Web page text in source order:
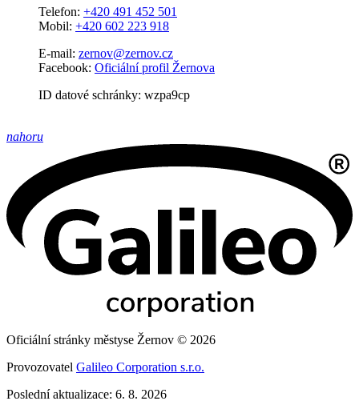
Telefon: +420 491 452 501
Mobil: +420 602 223 918
E-mail: zernov@zernov.cz
Facebook: Oficiální profil Žernova
ID datové schránky: wzpa9cp
nahoru
Oficiální stránky městyse Žernov © 2026
Provozovatel Galileo Corporation s.r.o.
Poslední aktualizace: 6. 8. 2026